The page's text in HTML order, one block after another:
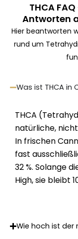
THCA
Antworten
Hier beantworten
rund um
Was ist THCA in
THCA
natürliche,
In frischen
fast
32 %. Solange
High, sie bleibt
Wie hoch ist der